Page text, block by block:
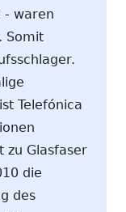
- waren
Somit
Telefónica
zu Glasfaser
die
des